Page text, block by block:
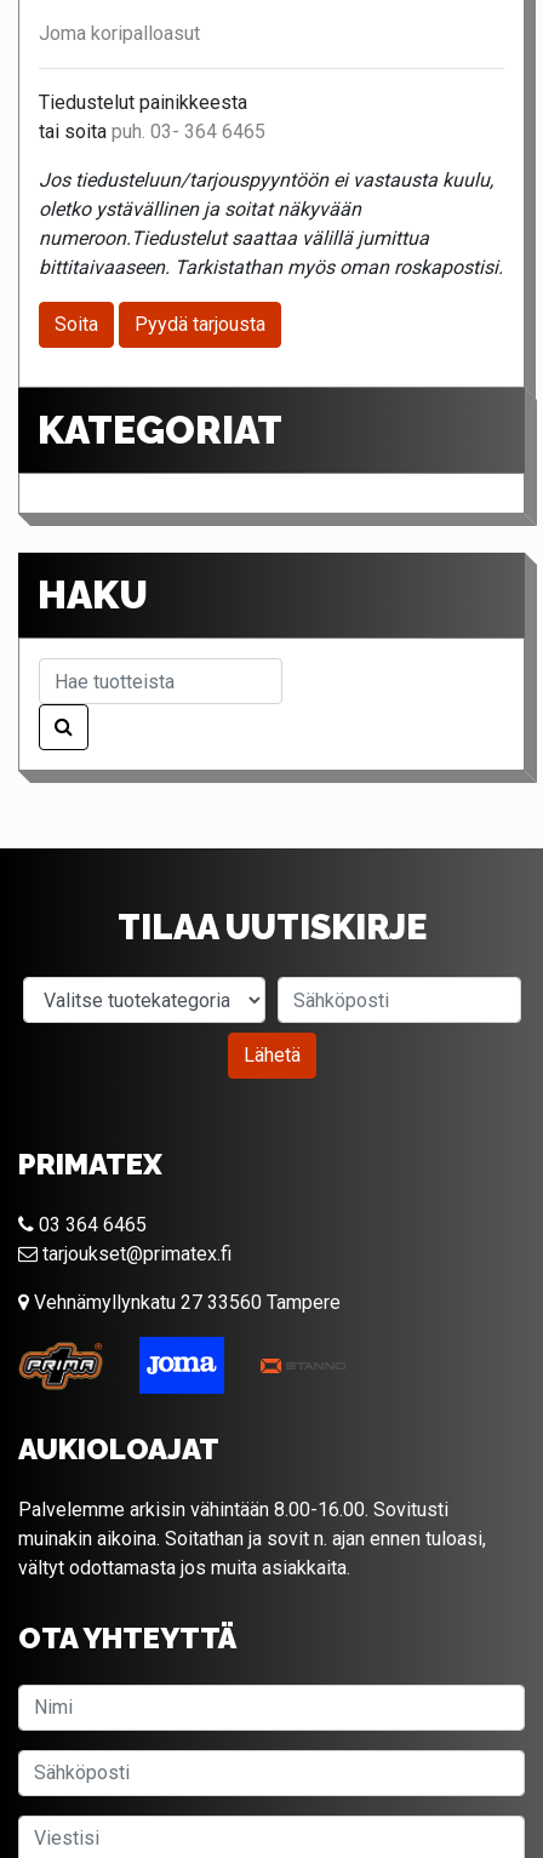
Joma koripalloasut
Tiedustelut painikkeesta
tai soita puh. 03- 364 6465
Jos tiedusteluun/tarjouspyyntöön ei vastausta kuulu,
oletko ystävällinen ja soitat näkyvään
numeroon.Tiedustelut saattaa välillä jumittua
bittitaivaaseen. Tarkistathan myös oman roskapostisi.
Soita Pyydä tarjousta
KATEGORIAT
HAKU
TILAA UUTISKIRJE
Valitse tuotekategoria
Lähetä
PRIMATEX
03 364 6465
tarjoukset@primatex.fi
Vehnämyllynkatu 27 33560 Tampere
AUKIOLOAJAT
Palvelemme arkisin vähintään 8.00-16.00. Sovitusti
muinakin aikoina. Soitathan ja sovit n. ajan ennen tuloasi,
vältyt odottamasta jos muita asiakkaita.
OTA YHTEYTTÄ